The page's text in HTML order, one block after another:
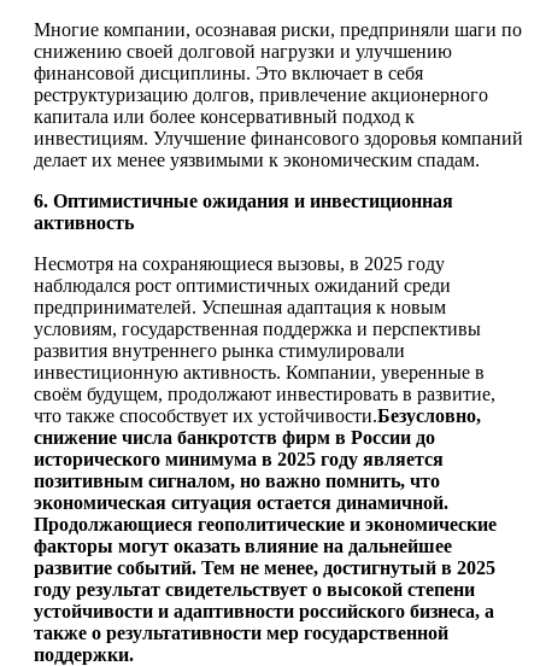
Многие компании, осознавая риски, предприняли шаги по
снижению своей долговой нагрузки и улучшению
финансовой дисциплины. Это включает в себя
реструктуризацию долгов, привлечение акционерного
капитала или более консервативный подход к
инвестициям. Улучшение финансового здоровья компаний
делает их менее уязвимыми к экономическим спадам.
6. Оптимистичные ожидания и инвестиционная
активность
Несмотря на сохраняющиеся вызовы, в 2025 году
наблюдался рост оптимистичных ожиданий среди
предпринимателей. Успешная адаптация к новым
условиям, государственная поддержка и перспективы
развития внутреннего рынка стимулировали
инвестиционную активность. Компании, уверенные в
своём будущем, продолжают инвестировать в развитие,
что также способствует их устойчивости.Безусловно,
снижение числа банкротств фирм в России до
исторического минимума в 2025 году является
позитивным сигналом, но важно помнить, что
экономическая ситуация остается динамичной.
Продолжающиеся геополитические и экономические
факторы могут оказать влияние на дальнейшее
развитие событий. Тем не менее, достигнутый в 2025
году результат свидетельствует о высокой степени
устойчивости и адаптивности российского бизнеса, а
также о результативности мер государственной
поддержки.